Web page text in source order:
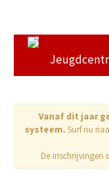
Vanaf dit jaar
systeem. Surf nu
De inschrijvingen